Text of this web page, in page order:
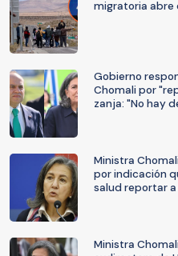
migratoria abre
Gobierno
Chomali por
zanja: "No hay
Ministra
por indicación
salud reportar
Ministra